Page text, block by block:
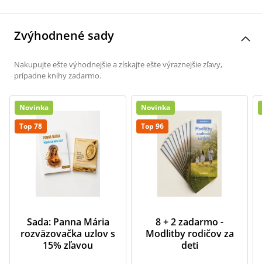
Zvýhodnené sady
Nakupujte ešte výhodnejšie a získajte ešte výraznejšie zľavy,
prípadne knihy zadarmo.
Novinka
Top 78
Sada: Panna Mária
rozväzovačka uzlov s
15% zľavou
Novinka
Top 96
8 + 2 zadarmo -
Modlitby rodičov za
deti